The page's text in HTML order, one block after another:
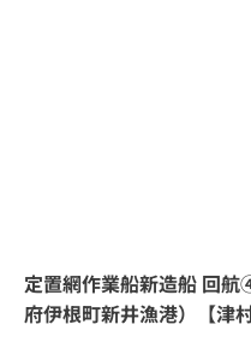
定置網作業船新造船 回
府伊根町新井漁港）【津村